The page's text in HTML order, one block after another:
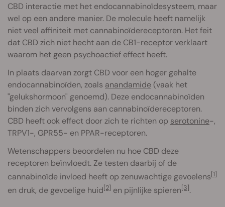
CBD interactie met het endocannabinoïdesysteem, maar
wel op een andere manier. De molecule heeft namelijk
niet veel affiniteit met cannabinoïdereceptoren. Het feit
dat CBD zich niet hecht aan de CB1-receptor verklaart
waarom het geen psychoactief effect heeft.
In plaats daarvan zorgt CBD voor een hoger gehalte
endocannabinoïden, zoals anandamide (vaak het
"gelukshormoon" genoemd). Deze endocannabinoïden
binden zich vervolgens aan cannabinoïdereceptoren.
CBD heeft ook effect door zich te richten op serotonine-,
TRPV1-, GPR55- en PPAR-receptoren.
Wetenschappers beoordelen nu hoe CBD deze
receptoren beïnvloedt. Ze testen daarbij of de
cannabinoïde invloed heeft op zenuwachtige gevoelens[1]
en druk, de gevoelige huid[2] en pijnlijke spieren[3].